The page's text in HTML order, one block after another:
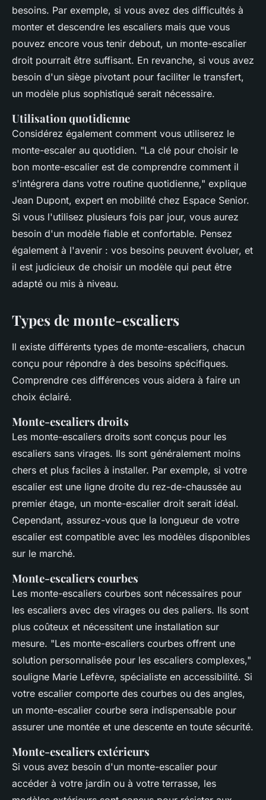
besoins. Par exemple, si vous avez des difficultés à
monter et descendre les escaliers mais que vous
pouvez encore vous tenir debout, un monte-escalier
droit pourrait être suffisant. En revanche, si vous avez
besoin d'un siège pivotant pour faciliter le transfert,
un modèle plus sophistiqué serait nécessaire.
Utilisation quotidienne
Considérez également comment vous utiliserez le
monte-escaler au quotidien. "La clé pour choisir le
bon monte-escalier est de comprendre comment il
s'intégrera dans votre routine quotidienne," explique
Jean Dupont, expert en mobilité chez Espace Senior.
Si vous l'utilisez plusieurs fois par jour, vous aurez
besoin d'un modèle fiable et confortable. Pensez
également à l'avenir : vos besoins peuvent évoluer, et
il est judicieux de choisir un modèle qui peut être
adapté ou mis à niveau.
Types de monte-escaliers
Il existe différents types de monte-escaliers, chacun
conçu pour répondre à des besoins spécifiques.
Comprendre ces différences vous aidera à faire un
choix éclairé.
Monte-escaliers droits
Les monte-escaliers droits sont conçus pour les
escaliers sans virages. Ils sont généralement moins
chers et plus faciles à installer. Par exemple, si votre
escalier est une ligne droite du rez-de-chaussée au
premier étage, un monte-escalier droit serait idéal.
Cependant, assurez-vous que la longueur de votre
escalier est compatible avec les modèles disponibles
sur le marché.
Monte-escaliers courbes
Les monte-escaliers courbes sont nécessaires pour
les escaliers avec des virages ou des paliers. Ils sont
plus coûteux et nécessitent une installation sur
mesure. "Les monte-escaliers courbes offrent une
solution personnalisée pour les escaliers complexes,"
souligne Marie Lefèvre, spécialiste en accessibilité. Si
votre escalier comporte des courbes ou des angles,
un monte-escalier courbe sera indispensable pour
assurer une montée et une descente en toute sécurité.
Monte-escaliers extérieurs
Si vous avez besoin d'un monte-escalier pour
accéder à votre jardin ou à votre terrasse, les